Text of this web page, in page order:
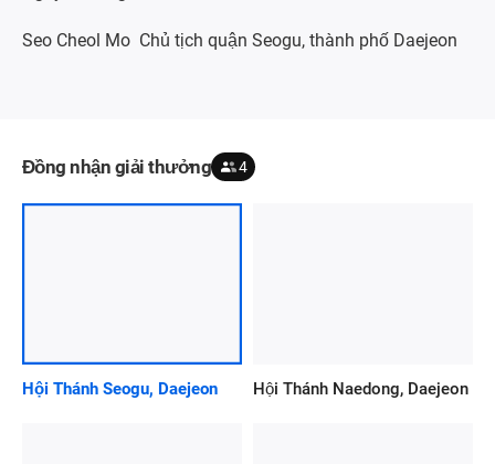
Seo Cheol Mo Chủ tịch quận Seogu, thành phố Daejeon
Đồng nhận giải thưởng 4
Hội Thánh Seogu, Daejeon Hội Thánh Naedong, Daejeon